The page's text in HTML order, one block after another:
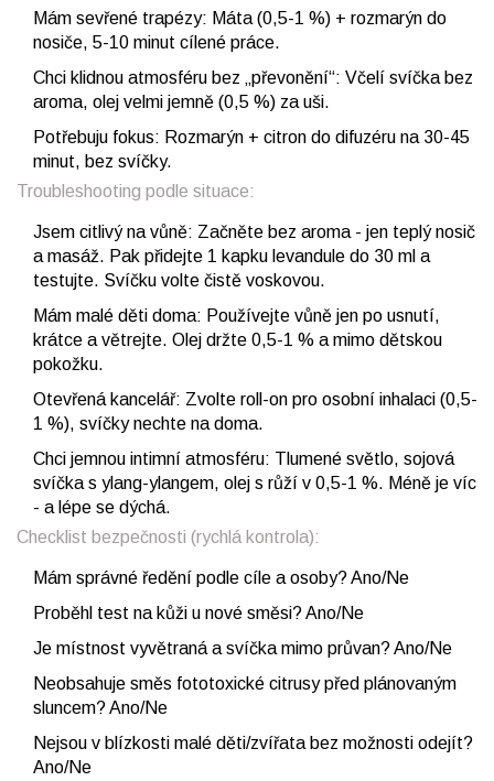
Mám sevřené trapézy: Máta (0,5-1 %) + rozmarýn do
nosiče, 5-10 minut cílené práce.
Chci klidnou atmosféru bez „převonění“: Včelí svíčka bez
aroma, olej velmi jemně (0,5 %) za uši.
Potřebuju fokus: Rozmarýn + citron do difuzéru na 30-45
minut, bez svíčky.
Troubleshooting podle situace:
Jsem citlivý na vůně: Začněte bez aroma - jen teplý nosič
a masáž. Pak přidejte 1 kapku levandule do 30 ml a
testujte. Svíčku volte čistě voskovou.
Mám malé děti doma: Používejte vůně jen po usnutí,
krátce a větrejte. Olej držte 0,5-1 % a mimo dětskou
pokožku.
Otevřená kancelář: Zvolte roll-on pro osobní inhalaci (0,5-
1 %), svíčky nechte na doma.
Chci jemnou intimní atmosféru: Tlumené světlo, sojová
svíčka s ylang-ylangem, olej s růží v 0,5-1 %. Méně je víc
- a lépe se dýchá.
Checklist bezpečnosti (rychlá kontrola):
Mám správné ředění podle cíle a osoby? Ano/Ne
Proběhl test na kůži u nové směsi? Ano/Ne
Je místnost vyvětraná a svíčka mimo průvan? Ano/Ne
Neobsahuje směs fototoxické citrusy před plánovaným
sluncem? Ano/Ne
Nejsou v blízkosti malé děti/zvířata bez možnosti odejít?
Ano/Ne